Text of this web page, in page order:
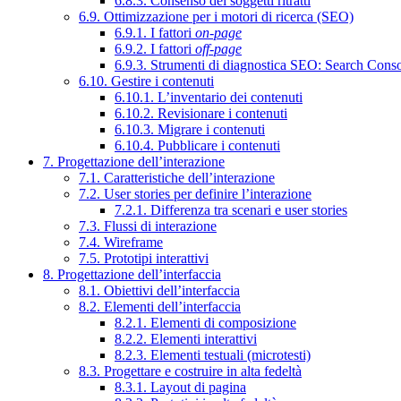
6.9. Ottimizzazione per i motori di ricerca (SEO)
6.9.1. I fattori on-page
6.9.2. I fattori off-page
6.9.3. Strumenti di diagnostica SEO: Search
6.10. Gestire i contenuti
6.10.1. L’inventario dei contenuti
6.10.2. Revisionare i contenuti
6.10.3. Migrare i contenuti
6.10.4. Pubblicare i contenuti
7. Progettazione dell’interazione
7.1. Caratteristiche dell’interazione
7.2. User stories per definire l’interazione
7.2.1. Differenza tra scenari e user stories
7.3. Flussi di interazione
7.4. Wireframe
7.5. Prototipi interattivi
8. Progettazione dell’interfaccia
8.1. Obiettivi dell’interfaccia
8.2. Elementi dell’interfaccia
8.2.1. Elementi di composizione
8.2.2. Elementi interattivi
8.2.3. Elementi testuali (microtesti)
8.3. Progettare e costruire in alta fedeltà
8.3.1. Layout di pagina